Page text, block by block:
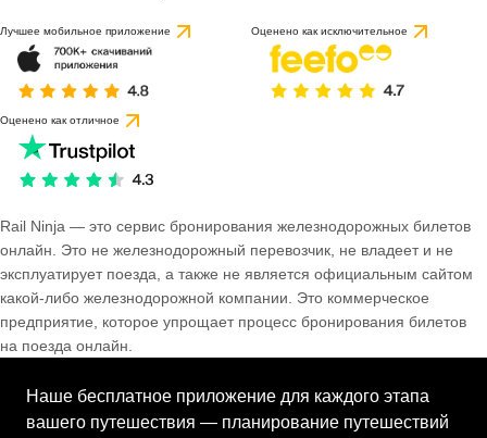
Лучшее мобильное приложение Оценено как исключительное
Оценено как отличное
Rail Ninja — это сервис бронирования железнодорожных билетов
онлайн. Это не железнодорожный перевозчик, не владеет и не
эксплуатирует поезда, а также не является официальным сайтом
какой-либо железнодорожной компании. Это коммерческое
предприятие, которое упрощает процесс бронирования билетов
на поезда онлайн.
Наше бесплатное приложение для каждого этапа
вашего путешествия — планирование путешествий